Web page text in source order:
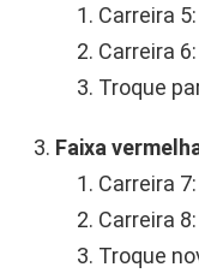
Carreira 5:
Carreira 6:
Troque
Faixa
Carreira 7:
Carreira 8:
Troque